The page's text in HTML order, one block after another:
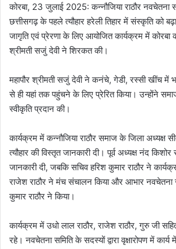
कोरबा, 23 जुलाई 2025: कन्नौजिया राठौर नवचेतना
छत्तीसगढ़ के पहले त्यौहार हरेली तिहार में संस्कृति को
जागृति एवं प्रेरणा के लिए आयोजित कार्यक्रम में कोरबा
श्रीमती सजुं देवी ने शिरकत की।
महापौर श्रीमती सजुं देवी ने कनंचे, गेडी, रस्सी खींच में
से ही यहां तक पहुंचने के लिए प्रेरित किया। उन्होंने
स्वीकृति प्रदान की।
कार्यक्रम में कन्नौजिया राठौर समाज के जिला अध्यक्ष
त्यौहार की विस्तृत जानकारी दी। पूर्व अध्यक्ष नंद
जानकारी दी, जबकि सचिव हरिश कुमार राठौर ने
राजेश राठौर ने मंच संचालन किया और आभार नवचेतना
कुमार राठौर ने किया।
कार्यक्रम में उधो लाल राठौर, राजेश राठौर, गुरु जी
रहे। नवचेतना समिति के सदस्यों द्वारा वृक्षारोपण में